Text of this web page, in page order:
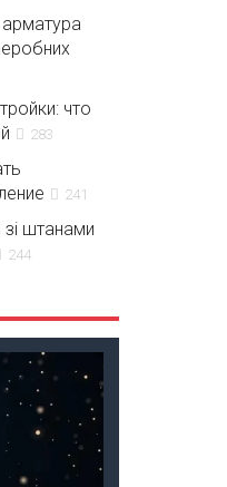
арматура
что
283
241
штанами
244